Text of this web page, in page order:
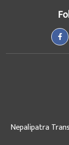
Nepalipatra